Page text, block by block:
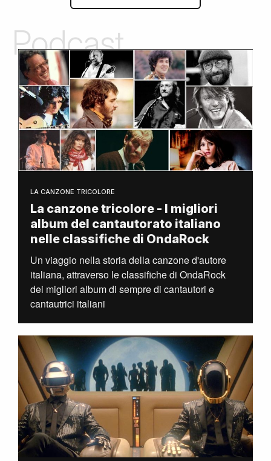
Podcast
LA CANZONE TRICOLORE
La canzone tricolore - I migliori
album del cantautorato italiano
nelle classifiche di OndaRock
Un viaggio nella storia della canzone d'autore
italiana, attraverso le classifiche di OndaRock
dei migliori album di sempre di cantautori e
cantautrici italiani